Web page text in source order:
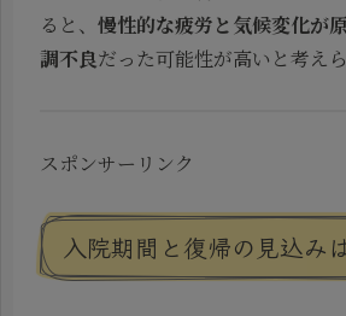
ると、 慢性的な疲労と気候変化が
調不良だった可能性が高いと考えら
スポンサーリンク
入院期間と復帰の見込み